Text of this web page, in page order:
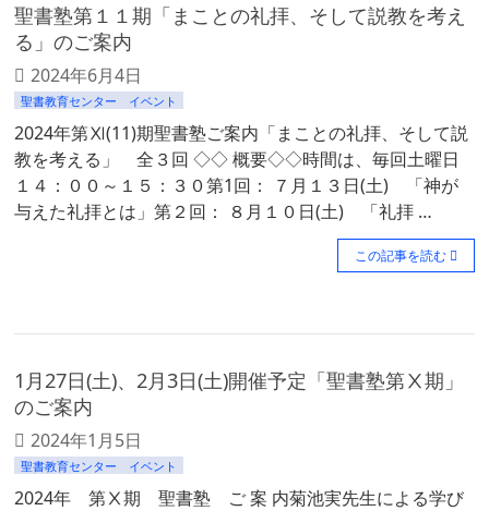
聖書塾第１１期「まことの礼拝、そして説教を考え
る」のご案内
2024年6月4日
聖書教育センター イベント
2024年第Ⅺ(11)期聖書塾ご案内「まことの礼拝、そして説
教を考える」 全３回 ◇◇ 概要◇◇時間は、毎回土曜日
１４：００～１５：３０第1回： ７月１３日(土) 「神が
与えた礼拝とは」第２回： ８月１０日(土) 「礼拝 …
この記事を読む
1月27日(土)、2月3日(土)開催予定「聖書塾第Ⅹ期」
のご案内
2024年1月5日
聖書教育センター イベント
2024年 第Ⅹ期 聖書塾 ご 案 内菊池実先生による学び